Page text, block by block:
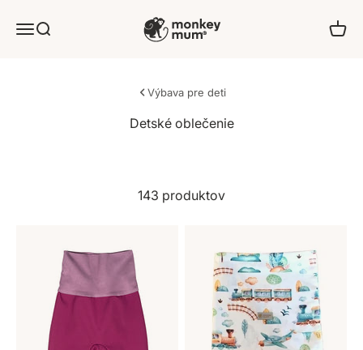
Ponuka
Hľadať Monkey Mum Košík
Výbava pre deti
143 produktov